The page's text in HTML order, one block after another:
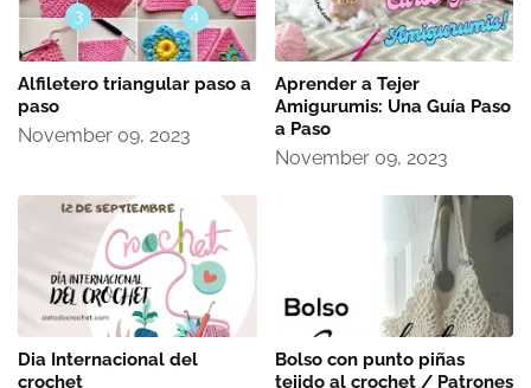
Alfiletero triangular paso a
paso
November 09, 2023
Aprender a Tejer
Amigurumis: Una Guía Paso
a Paso
November 09, 2023
Dia Internacional del
crochet
Bolso con punto piñas
tejido al crochet / Patrones